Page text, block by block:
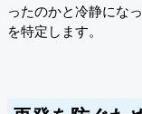
ったのかと冷静にな
を特定します。